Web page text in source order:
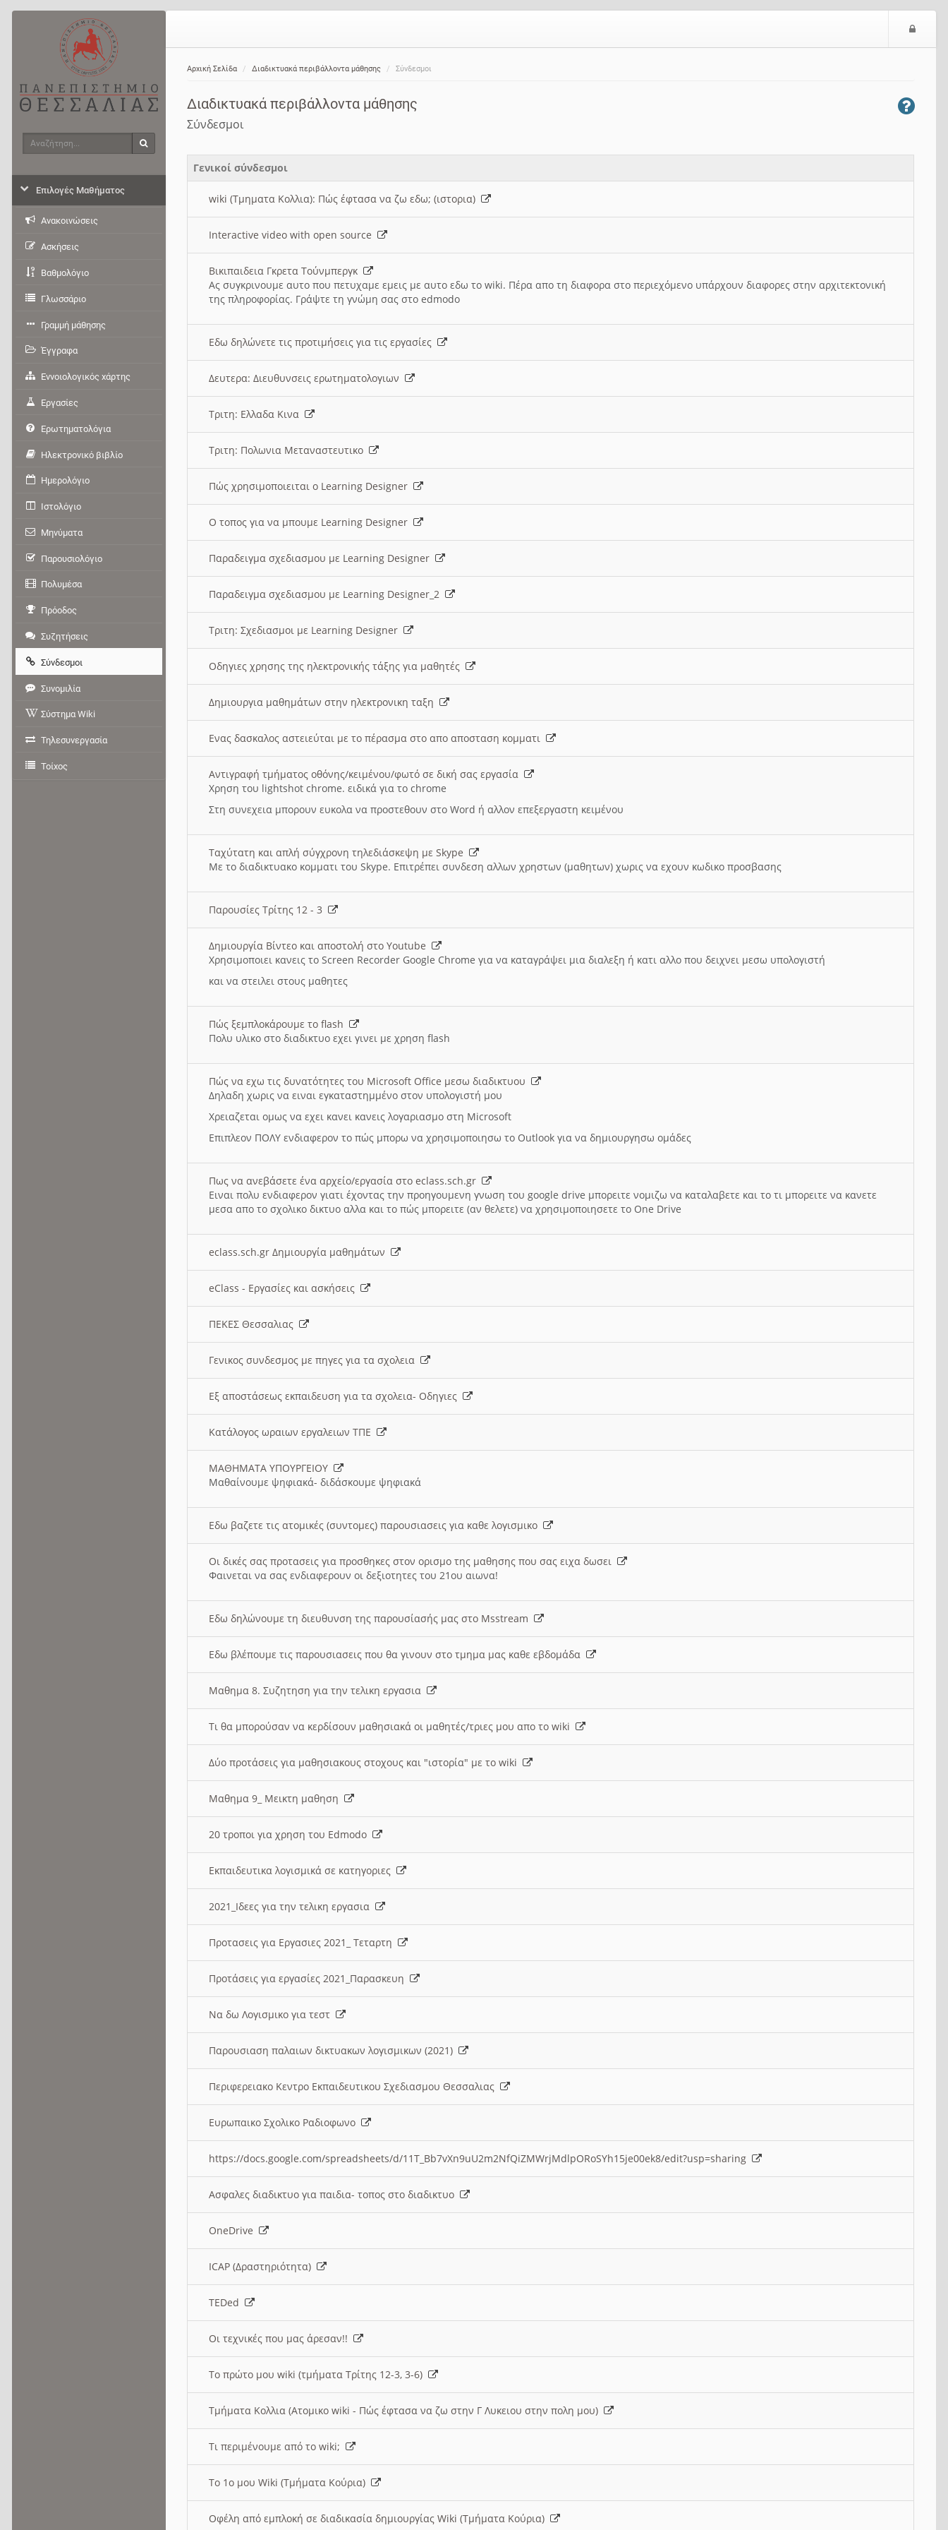
Αρχική Σελίδα Διαδικτυακά περιβάλλοντα μάθησης Σύνδεσμοι
Διαδικτυακά περιβάλλοντα μάθησης
Σύνδεσμοι
Γενικοί σύνδεσμοι
wiki (Τμηματα Κολλια): Πώς έφτασα να ζω εδω; (ιστορια)
Interactive video with open source
Βικιπαιδεια Γκρετα Τούνμπεργκ
Ας συγκρινουμε αυτο που πετυχαμε εμεις με αυτο εδω το wiki. Πέρα απο τη διαφορα στο περιεχόμενο υπάρχουν διαφορες στην αρχιτεκτονική
της πληροφορίας. Γράψτε τη γνώμη σας στο edmodo
Εδω δηλώνετε τις προτιμήσεις για τις εργασίες
Δευτερα: Διευθυνσεις ερωτηματολογιων
Τριτη: Ελλαδα Κινα
Τριτη: Πολωνια Μεταναστευτικο
Πώς χρησιμοποιειται ο Learning Designer
O τοπος για να μπουμε Learning Designer
Παραδειγμα σχεδιασμου με Learning Designer
Παραδειγμα σχεδιασμου με Learning Designer_2
Τριτη: Σχεδιασμοι με Learning Designer
Οδηγιες χρησης της ηλεκτρονικής τάξης για μαθητές
Δημιουργια μαθημάτων στην ηλεκτρονικη ταξη
Ενας δασκαλος αστειεύται με το πέρασμα στο απο αποσταση κομματι
Αντιγραφή τμήματος οθόνης/κειμένου/φωτό σε δική σας εργασία
Χρηση του lightshot chrome. ειδικά για το chrome
Στη συνεχεια μπορουν ευκολα να προστεθουν στο Word ή αλλον επεξεργαστη κειμένου
Ταχύτατη και απλή σύγχρονη τηλεδιάσκεψη με Skype
Με το διαδικτυακο κομματι του Skype. Επιτρέπει συνδεση αλλων χρηστων (μαθητων) χωρις να εχουν κωδικο προσβασης
Παρουσίες Τρίτης 12 - 3
Δημιουργία Βίντεο και αποστολή στο Youtube
Χρησιμοποιει κανεις το Screen Recorder Google Chrome για να καταγράψει μια διαλεξη ή κατι αλλο που δειχνει μεσω υπολογιστή
και να στειλει στους μαθητες
Πώς ξεμπλοκάρουμε το flash
Πολυ υλικο στο διαδικτυο εχει γινει με χρηση flash
Πώς να εχω τις δυνατότητες του Microsoft Office μεσω διαδικτυου
Δηλαδη χωρις να ειναι εγκαταστημμένο στον υπολογιστή μου
Χρειαζεται ομως να εχει κανει κανεις λογαριασμο στη Microsoft
Επιπλεον ΠΟΛΥ ενδιαφερον το πώς μπορω να χρησιμοποιησω το Outlook για να δημιουργησω ομάδες
Πως να ανεβάσετε ένα αρχείο/εργασία στο eclass.sch.gr
Ειναι πολυ ενδιαφερον γιατι έχοντας την προηγουμενη γνωση του google drive μπορειτε νομιζω να καταλαβετε και το τι μπορειτε να κανετε
μεσα απο το σχολικο δικτυο αλλα και το πώς μπορειτε (αν θελετε) να χρησιμοποιησετε το One Drive
eclass.sch.gr Δημιουργία μαθημάτων
eClass - Εργασίες και ασκήσεις
ΠΕΚΕΣ Θεσσαλιας
Γενικος συνδεσμος με πηγες για τα σχολεια
Εξ αποστάσεως εκπαιδευση για τα σχολεια- Οδηγιες
Κατάλογος ωραιων εργαλειων ΤΠΕ
ΜΑΘΗΜΑΤΑ ΥΠΟΥΡΓΕΙΟΥ
Μαθαίνουμε ψηφιακά- διδάσκουμε ψηφιακά
Εδω βαζετε τις ατομικές (συντομες) παρουσιασεις για καθε λογισμικο
Οι δικές σας προτασεις για προσθηκες στον ορισμο της μαθησης που σας ειχα δωσει
Φαινεται να σας ενδιαφερουν οι δεξιοτητες του 21ου αιωνα!
Εδω δηλώνουμε τη διευθυνση της παρουσίασής μας στο Msstream
Εδω βλέπουμε τις παρουσιασεις που θα γινουν στο τμημα μας καθε εβδομάδα
Μαθημα 8. Συζητηση για την τελικη εργασια
Τι θα μπορούσαν να κερδίσουν μαθησιακά οι μαθητές/τριες μου απο το wiki
Δύο προτάσεις για μαθησιακους στοχους και "ιστορία" με το wiki
Μαθημα 9_ Μεικτη μαθηση
20 τροποι για χρηση του Edmodo
Εκπαιδευτικα λογισμικά σε κατηγοριες
2021_Ιδεες για την τελικη εργασια
Προτασεις για Εργασιες 2021_ Τεταρτη
Προτάσεις για εργασίες 2021_Παρασκευη
Να δω Λογισμικο για τεστ
Παρουσιαση παλαιων δικτυακων λογισμικων (2021)
Περιφερειακο Κεντρο Εκπαιδευτικου Σχεδιασμου Θεσσαλιας
Ευρωπαικο Σχολικο Ραδιοφωνο
https://docs.google.com/spreadsheets/d/11T_Bb7vXn9uU2m2NfQiZMWrjMdlpORoSYh15je00ek8/edit?usp=sharing
Ασφαλες διαδικτυο για παιδια- τοπος στο διαδικτυο
OneDrive
ICAP (Δραστηριότητα)
TEDed
Οι τεχνικές που μας άρεσαν!!
Το πρώτο μου wiki (τμήματα Τρίτης 12-3, 3-6)
Τμήματα Κολλια (Ατομικο wiki - Πώς έφτασα να ζω στην Γ Λυκειου στην πολη μου)
Τι περιμένουμε από το wiki;
Το 1ο μου Wiki (Τμήματα Κούρια)
Οφέλη από εμπλοκή σε διαδικασία δημιουργίας Wiki (Τμήματα Κούρια)
Αναζήτηση
Επιλογές Μαθήματος
Ανακοινώσεις
Ασκήσεις
Βαθμολόγιο
Γλωσσάριο
Γραμμή μάθησης
Έγγραφα
Εννοιολογικός χάρτης
Εργασίες
Ερωτηματολόγια
Ηλεκτρονικό βιβλίο
Ημερολόγιο
Ιστολόγιο
Μηνύματα
Παρουσιολόγιο
Πολυμέσα
Πρόοδος
Συζητήσεις
Σύνδεσμοι
Συνομιλία
Σύστημα Wiki
Τηλεσυνεργασία
Τοίχος